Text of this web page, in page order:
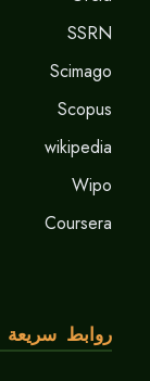
SSRN
Scimago
Scopus
wikipedia
Wipo
Coursera
روابط سريعة